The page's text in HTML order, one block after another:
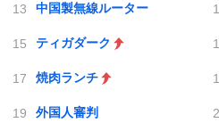
中国製無線ルーター
ティガダーク
焼肉ランチ
外国人審判